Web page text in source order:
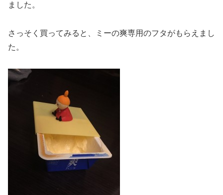
ました。
さっそく買ってみると、ミーの爽専用のフタがもらえまし
た。